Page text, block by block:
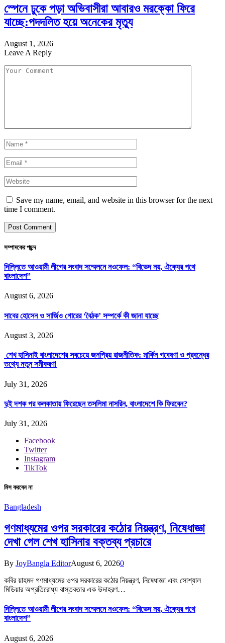
স্পেনে ঢুকে পড়া অভিবাসীরা আবারও মরক্কো ফিরে
যাচ্ছে:পদদলিত হয়ে অনেকের মৃত্যু
August 1, 2026
Leave A Reply
Save my name, email, and website in this browser for the next
time I comment.
সম্পাদকের পছন্দ
দিল্লিতে আওয়ামী লীগের সংবাদ সম্মেলনে নওফেল: “বিভেদ নয়, ঐক্যের পথে
বাংলাদেশ”
August 6, 2026
সাবের হোসেন ও সার্জিও গোরের ‘বৈঠক’ সম্পর্কে কী জানা যাচ্ছে
August 3, 2026
শেখ হাসিনাই বাংলাদেশের সবচেয়ে জনপ্রিয় রাজনীতিক: মার্কিন গবেষণা ও প্রবন্ধের
তথ্যে নতুন সমীকরণ!
July 31, 2026
দুই দশক পর কলকাতায় ফিরেছেন তসলিমা নাসরিন, বাংলাদেশে কি ফিরবেন?
July 31, 2026
Facebook
Twitter
Instagram
TikTok
মিস করবেন না
Bangladesh
গণমাধ্যমের ওপর সরকারের কঠোর নিয়ন্ত্রণ, নিষেধাজ্ঞা
দেখা গেল শেখ হাসিনার বক্তব্য প্রচারে
By JoyBangla EditorAugust 6, 20260
কবির য়াহমদ গণমাধ্যমের ওপর সরকারের কঠোর নিয়ন্ত্রণ, নিষেধাজ্ঞা এবং সোশ্যাল
মিডিয়ার অপ্রতিরোধ্য বাস্তবতার এক উদাহরণ…
দিল্লিতে আওয়ামী লীগের সংবাদ সম্মেলনে নওফেল: “বিভেদ নয়, ঐক্যের পথে
বাংলাদেশ”
August 6, 2026